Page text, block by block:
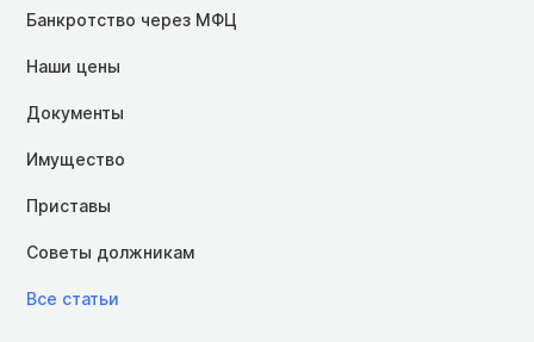
Банкротство через МФЦ
Наши цены
Документы
Имущество
Приставы
Советы должникам
Все статьи